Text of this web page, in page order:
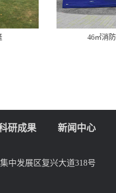
12㎡警
研成果 新闻中心
中发展区复兴大道318号